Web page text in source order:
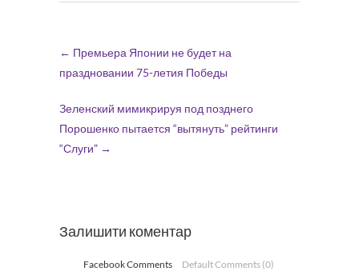
← Премьера Японии не будет на
праздновании 75-летия Победы
Зеленский мимикрируя под позднего
Порошенко пытается “вытянуть” рейтинги
“Слуги” →
Залишити коментар
Facebook Comments Default Comments (0)